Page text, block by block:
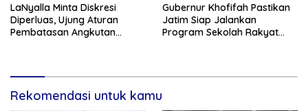
LaNyalla Minta Diskresi
Diperluas, Ujung Aturan
Pembatasan Angkutan
Gubernur Khofifah Pastikan
Jatim Siap Jalankan
Program Sekolah Rakyat
Rekomendasi untuk kamu